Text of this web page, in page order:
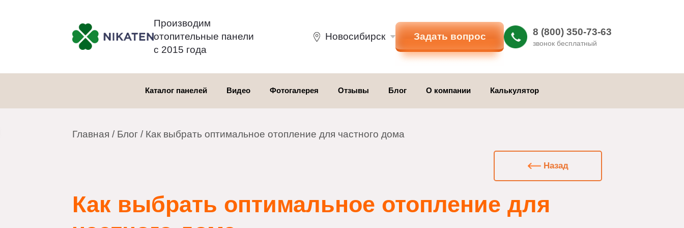
Производим
отопительные панели
с 2015 года
Новосибирск Задать вопрос 8 (800) 350-73-63
звонок бесплатный
Каталог панелей Видео Фотогалерея Отзывы Блог О компании Калькулятор
Главная /Блог / Как выбрать оптимальное отопление для частного дома
Как выбрать оптимальное отопление для